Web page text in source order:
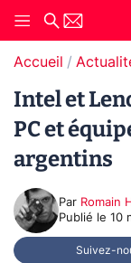
Accueil
Intel et
PC et
argentins
Par Romain
Publié le 10
Suivez-